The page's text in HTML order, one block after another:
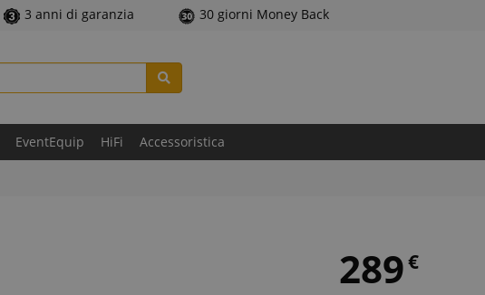
3 anni di garanzia 30 giorni Money Back
EventEquip HiFi Accessoristica
289€